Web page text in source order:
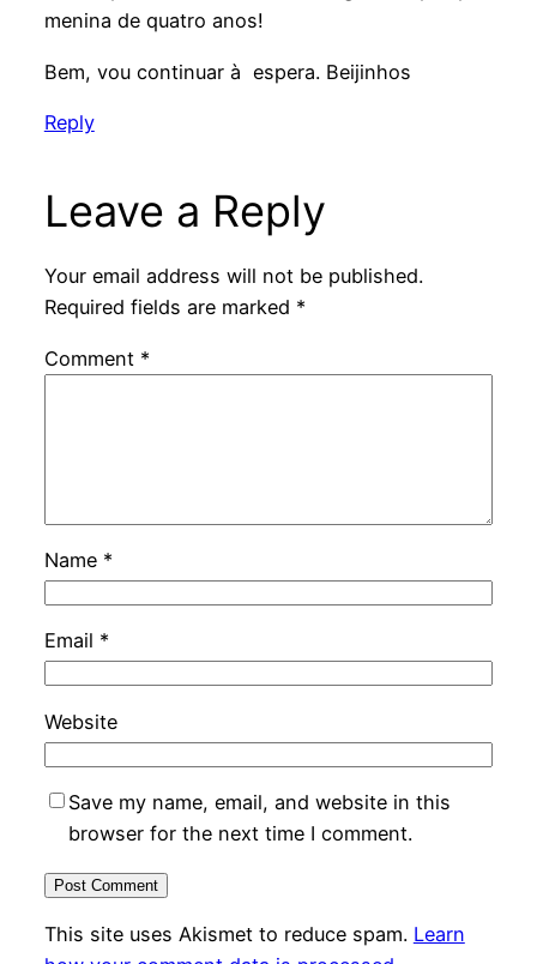
menina de quatro anos!
Bem, vou continuar à espera. Beijinhos
Reply
Leave a Reply
Your email address will not be published.
Required fields are marked *
Comment *
Name *
Email *
Website
Save my name, email, and website in this
browser for the next time I comment.
This site uses Akismet to reduce spam. Learn